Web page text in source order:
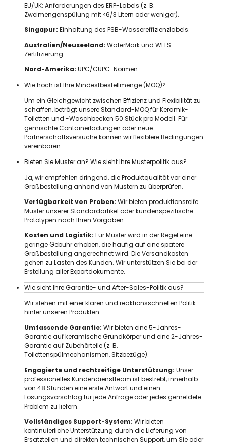
EU/UK: Anforderungen des ERP-Labels (z. B.
Zweimengenspülung mit ≤6/3 Litern oder weniger).
Singapur: Einhaltung des PSB-Wassereffizienzlabels.
Australien/Neuseeland: WaterMark und WELS-
Zertifizierung.
Nord-Amerika: UPC/CUPC-Normen.
Wie hoch ist Ihre Mindestbestellmenge (MOQ)?
Um ein Gleichgewicht zwischen Effizienz und Flexibilität zu
schaffen, beträgt unsere Standard-MOQ für Keramik-
Toiletten und -Waschbecken 50 Stück pro Modell. Für
gemischte Containerladungen oder neue
Partnerschaftsversuche können wir flexiblere Bedingungen
vereinbaren.
Bieten Sie Muster an? Wie sieht Ihre Musterpolitik aus?
Ja, wir empfehlen dringend, die Produktqualität vor einer
Großbestellung anhand von Mustern zu überprüfen.
Verfügbarkeit von Proben: Wir bieten produktionsreife
Muster unserer Standardartikel oder kundenspezifische
Prototypen nach Ihren Vorgaben.
Kosten und Logistik: Für Muster wird in der Regel eine
geringe Gebühr erhoben, die häufig auf eine spätere
Großbestellung angerechnet wird. Die Versandkosten
gehen zu Lasten des Kunden. Wir unterstützen Sie bei der
Erstellung aller Exportdokumente.
Wie sieht Ihre Garantie- und After-Sales-Politik aus?
Wir stehen mit einer klaren und reaktionsschnellen Politik
hinter unseren Produkten:
Umfassende Garantie: Wir bieten eine 5-Jahres-
Garantie auf keramische Grundkörper und eine 2-Jahres-
Garantie auf Zubehörteile (z. B.
Toilettenspülmechanismen, Sitzbezüge).
Engagierte und rechtzeitige Unterstützung: Unser
professionelles Kundendienstteam ist bestrebt, innerhalb
von 48 Stunden eine erste Antwort und einen
Lösungsvorschlag für jede Anfrage oder jedes gemeldete
Problem zu liefern.
Vollständiges Support-System: Wir bieten
kontinuierliche Unterstützung durch die Lieferung von
Ersatzteilen und direkten technischen Support, um Sie oder